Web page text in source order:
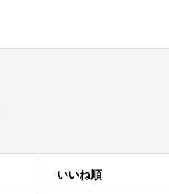
いいね順